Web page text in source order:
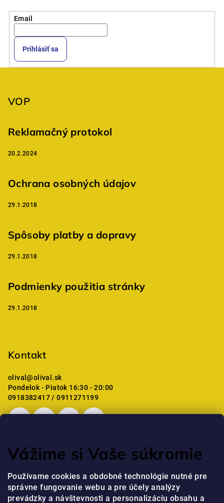
Vážime si Vaše súkromie
Používame cookies a obdobné technológie nutné pre
správne fungovanie webu a pre účely analýzy
prevádzky a návštevnosti a personalizáciu obsahu a
Email
Prihlásiť sa
VOP
Reklamačný protokol
20.2.2024
Ochrana osobných údajov
29.1.2018
Spôsoby platby a dopravy
29.1.2018
Podmienky použitia stránky
29.1.2018
Kontakt
olival@olival.sk
Pondelok - Piatok 16:30 - 20:00
0918382417 / 0911271199